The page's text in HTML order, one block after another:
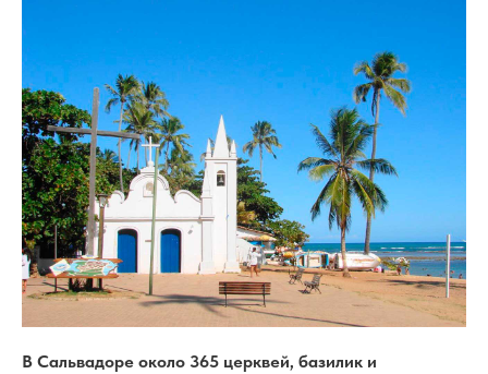
В Сальвадоре около 365 церквей, базилик и